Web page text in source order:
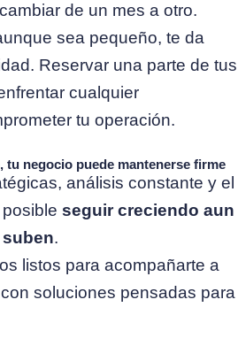
de un mes a otro.
sea pequeño, te da
Reservar una parte de tus
cualquier
tu operación.
tu negocio puede mantenerse firme
análisis constante y el
seguir creciendo aun
.
listos para acompañarte a
soluciones pensadas para